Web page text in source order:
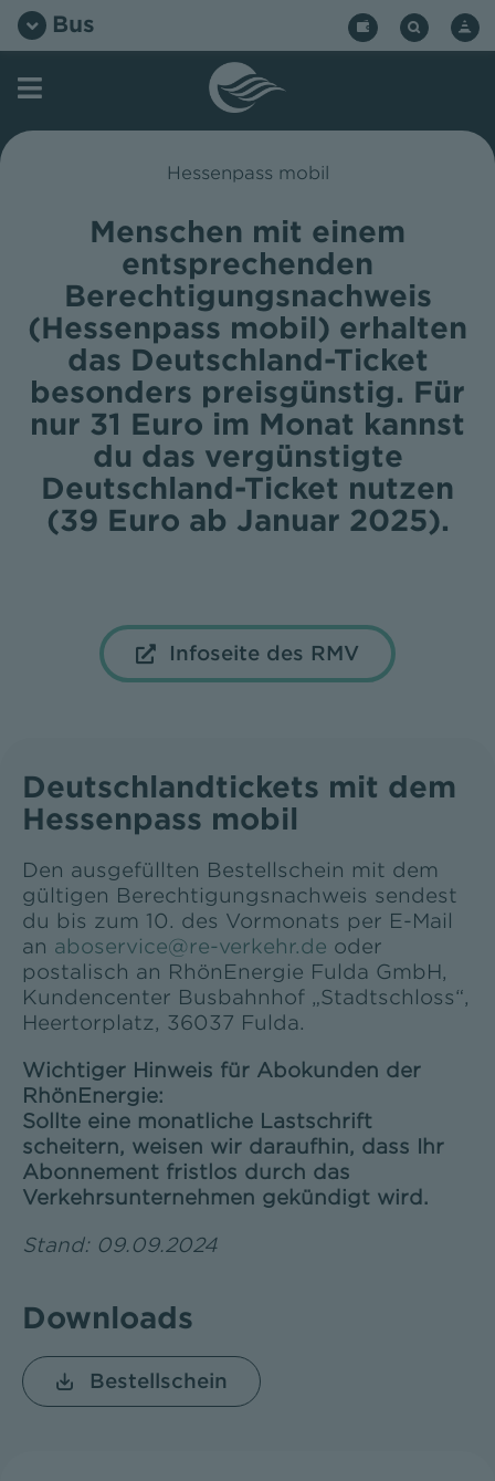
Zum
InhaltBus
Hessenpass mobil
Menschen mit einem
entsprechenden
Berechtigungsnachweis
(Hessenpass mobil) erhalten
das Deutschland-Ticket
besonders preisgünstig. Für
nur 31 Euro im Monat kannst
du das vergünstigte
Deutschland-Ticket nutzen
(39 Euro ab Januar 2025).
Infoseite des RMV
Deutschlandtickets mit dem
Hessenpass mobil
Den ausgefüllten Bestellschein mit dem
gültigen Berechtigungsnachweis sendest
du bis zum 10. des Vormonats per E-Mail
an aboservice@re-verkehr.de oder
postalisch an RhönEnergie Fulda GmbH,
Kundencenter Busbahnhof „Stadtschloss“,
Heertorplatz, 36037 Fulda.
Wichtiger Hinweis für Abokunden der
RhönEnergie:
Sollte eine monatliche Lastschrift
scheitern, weisen wir daraufhin, dass Ihr
Abonnement fristlos durch das
Verkehrsunternehmen gekündigt wird.
Stand: 09.09.2024
Downloads
Bestellschein